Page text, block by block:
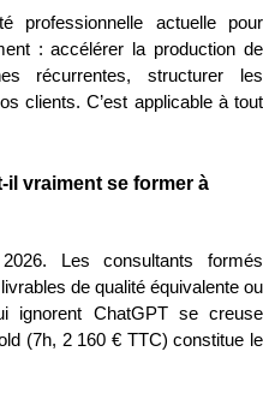
professionnelle actuelle pour
: accélérer la production de
récurrentes, structurer les
clients. C’est applicable à tout
vraiment se former à
Les consultants formés
de qualité équivalente ou
ignorent ChatGPT se creuse
(7h, 2 160 € TTC) constitue le